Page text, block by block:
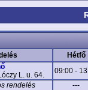
Hétfő
L. u. 64.
09:00 -
rendelés
---